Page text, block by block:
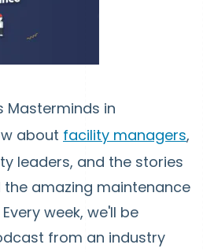
Masterminds in
about facility managers,
leaders, and the stories
amazing maintenance
week, we'll be
from an industry